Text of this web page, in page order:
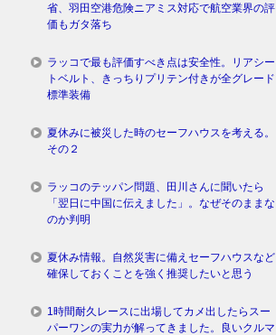
省、羽田空港危険ニアミス対応で航空業界の評
価もガタ落ち
ラッコで最も評価すべき点は安全性。リアシー
トベルト、きっちりプリテン付きが全グレード
標準装備
夏休みに被災した時のセーフハウスを考える。
その２
ラッコのテッパン問題、田川さんに聞いたら
「翌日に中国に伝えました」。なぜそのままな
のか判明
夏休み情報。自然災害に備えセーフハウスなど
確保しておくことを強く推奨したいと思う
1時間耐久レースに出場してカメ出したらスー
パーワンの実力が解ってきました。良いクルマ